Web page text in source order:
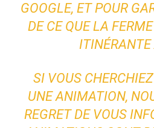
GOOGLE, ET POUR
DE CE QUE LA
ITINÉRANTE
SI VOUS
UNE ANIMATION,
REGRET DE VOUS